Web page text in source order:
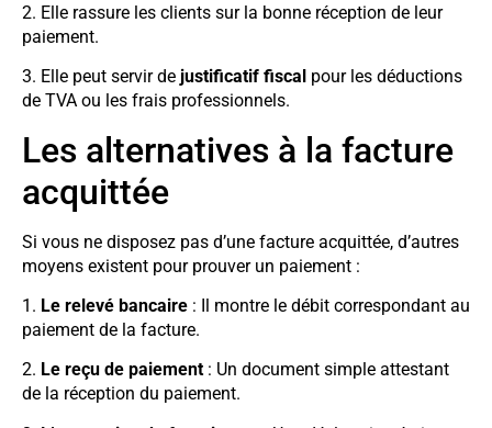
2. Elle rassure les clients sur la bonne réception de leur
paiement.
3. Elle peut servir de justificatif fiscal pour les déductions
de TVA ou les frais professionnels.
Les alternatives à la facture
acquittée
Si vous ne disposez pas d’une facture acquittée, d’autres
moyens existent pour prouver un paiement :
1. Le relevé bancaire : Il montre le débit correspondant au
paiement de la facture.
2. Le reçu de paiement : Un document simple attestant
de la réception du paiement.